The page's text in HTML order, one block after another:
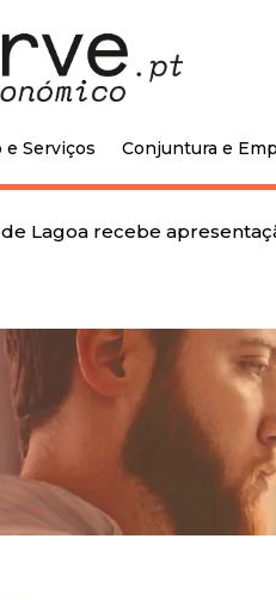
e Serviços Conjuntura e
Lagoa recebe